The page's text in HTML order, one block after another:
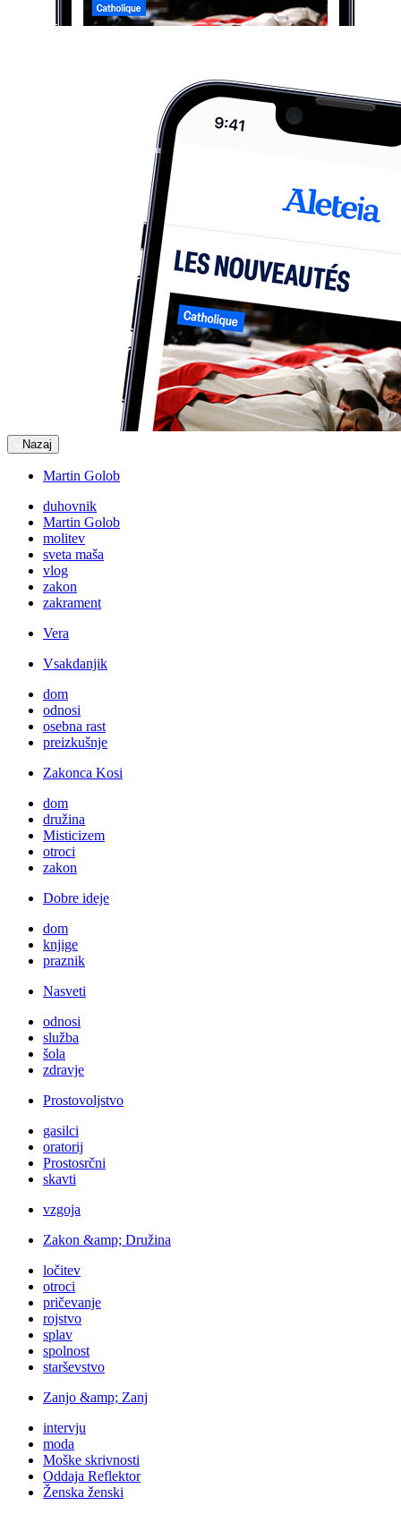
Nazaj
Martin Golob
duhovnik
Martin Golob
molitev
sveta maša
vlog
zakon
zakrament
Vera
Vsakdanjik
dom
odnosi
osebna rast
preizkušnje
Zakonca Kosi
dom
družina
Misticizem
otroci
zakon
Dobre ideje
dom
knjige
praznik
Nasveti
odnosi
služba
šola
zdravje
Prostovoljstvo
gasilci
oratorij
Prostosrčni
skavti
vzgoja
Zakon &amp; Družina
ločitev
otroci
pričevanje
rojstvo
splav
spolnost
starševstvo
Zanjo &amp; Zanj
intervju
moda
Moške skrivnosti
Oddaja Reflektor
Ženska ženski